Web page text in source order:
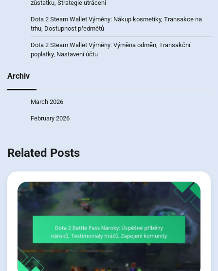
zůstatku, Strategie utrácení
Dota 2 Steam Wallet Výměny: Nákup kosmetiky, Transakce na
trhu, Dostupnost předmětů
Dota 2 Steam Wallet Výměny: Výměna odměn, Transakční
poplatky, Nastavení účtu
Archiv
March 2026
February 2026
Related Posts